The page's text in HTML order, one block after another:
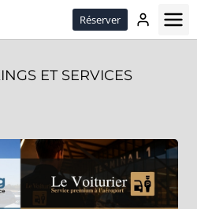
Réserver
ET SERVICES